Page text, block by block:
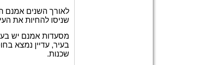
לאורך השנים אמנם
שניסו להחיות את
מסעדות אמנם יש
בעיר, עדיין נמצא
שכנות.